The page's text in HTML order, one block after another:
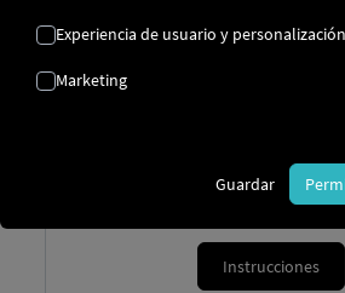
Creación de un nuevo vehículo en el
Pocket Driver Aplicación como
Instrucciones
Experiencia de usuario y
Marketing
Guardar